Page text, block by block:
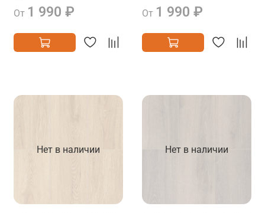
От 1 990 ₽ От 1 990 ₽
Нет в наличии Нет в наличии